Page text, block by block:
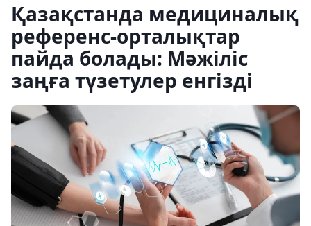
Қазақстанда медициналық
референс-орталықтар
пайда болады: Мәжіліс
заңға түзетулер енгізді